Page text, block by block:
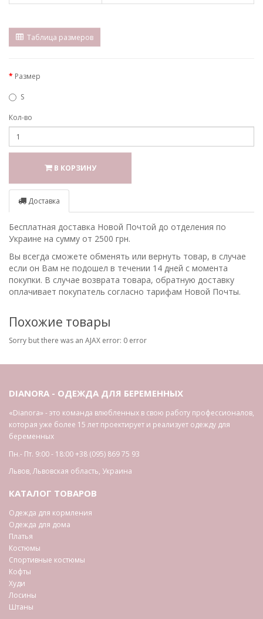
Таблица размеров
Размер
S
Кол-во
В КОРЗИНУ
Доставка
Бесплатная доставка Новой Почтой до отделения по
Украине на сумму от 2500 грн.
Вы всегда сможете обменять или вернуть товар, в случае
если он Вам не подошел в течении 14 дней с момента
покупки. В случае возврата товара, обратную доставку
оплачивает покупатель согласно тарифам Новой Почты.
Похожие товары
Sorry but there was an AJAX error: 0 error
DIANORA - ОДЕЖДА ДЛЯ БЕРЕМЕННЫХ
«Dianora» - это команда влюбленных в свою работу профессионалов,
которая уже более 15 лет проектирует и реализует одежду для
беременных
Пн.- Пт. 9:00 - 18:00+38 (095) 869 75 93
Львов,Львовская область, Украина
КАТАЛОГ ТОВАРОВ
Одежда для кормления
Одежда для дома
Платья
Костюмы
Спортивные костюмы
Кофты
Худи
Лосины
Штаны